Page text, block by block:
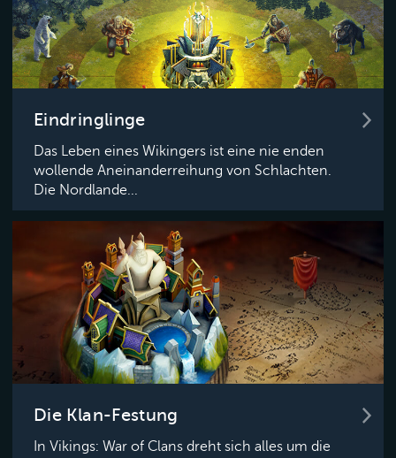
Eindringlinge
Das Leben eines Wikingers ist eine nie enden
wollende Aneinanderreihung von Schlachten.
Die Nordlande...
Die Klan-Festung
In Vikings: War of Clans dreht sich alles um die